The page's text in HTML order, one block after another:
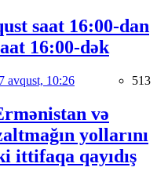
saat 16:00-dan
16:00-dək
avqust, 10:26 513
və
yollarını
ittifaqa qayıdış